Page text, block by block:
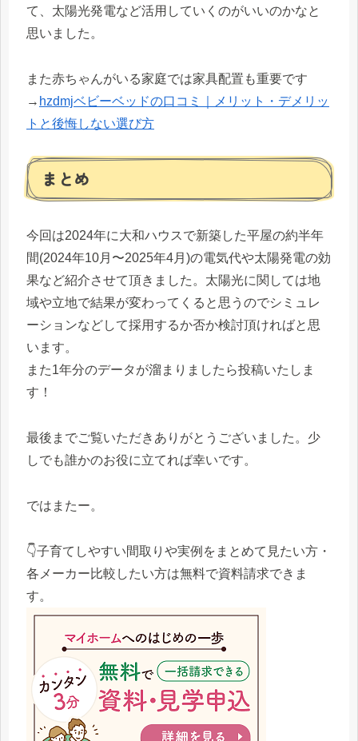
て、太陽光発電など活用していくのがいいのかなと
思いました。
また赤ちゃんがいる家庭では家具配置も重要です
→ hzdmjベビーベッドの口コミ｜メリット・デメリッ
トと後悔しない選び方
まとめ
今回は2024年に大和ハウスで新築した平屋の約半年
間(2024年10月〜2025年4月)の電気代や太陽発電の効
果など紹介させて頂きました。太陽光に関しては地
域や立地で結果が変わってくると思うのでシミュレ
ーションなどして採用するか否か検討頂ければと思
います。
また1年分のデータが溜まりましたら投稿いたしま
す！
最後までご覧いただきありがとうございました。少
しでも誰かのお役に立てれば幸いです。
ではまたー。
👇子育てしやすい間取りや実例をまとめて見たい方・
各メーカー比較したい方は無料で資料請求できま
す。